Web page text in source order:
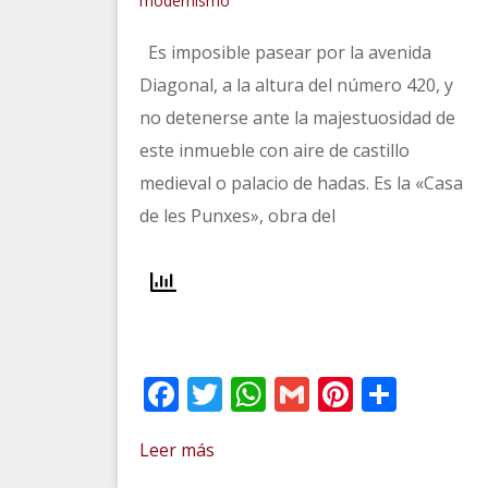
Es imposible pasear por la avenida
Diagonal, a la altura del número 420, y
no detenerse ante la majestuosidad de
este inmueble con aire de castillo
medieval o palacio de hadas. Es la «Casa
de les Punxes», obra del
Facebook
Twitter
WhatsApp
GmailPinterest
Leer más